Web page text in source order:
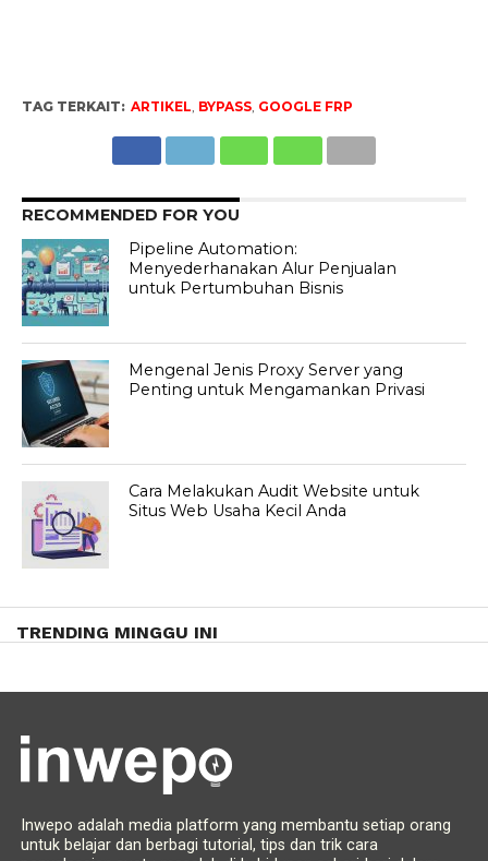
TAG TERKAIT: ARTIKEL, BYPASS, GOOGLE FRP
RECOMMENDED FOR YOU
Pipeline Automation:
Menyederhanakan Alur Penjualan
untuk Pertumbuhan Bisnis
Mengenal Jenis Proxy Server yang
Penting untuk Mengamankan Privasi
Cara Melakukan Audit Website untuk
Situs Web Usaha Kecil Anda
TRENDING MINGGU INI
Inwepo adalah media platform yang membantu setiap orang
untuk belajar dan berbagi tutorial, tips dan trik cara